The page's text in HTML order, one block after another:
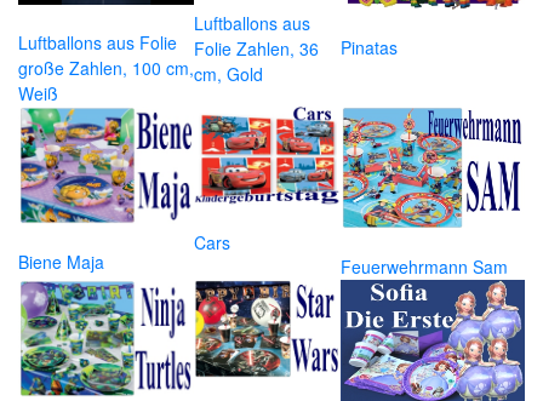
Luftballons aus Folie
große Zahlen, 100 cm,
Weiß
Luftballons aus
Folie Zahlen, 36
cm, Gold
Pinatas
Biene Maja
Cars
Feuerwehrmann Sam